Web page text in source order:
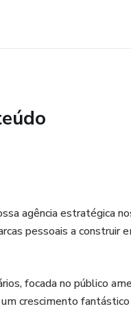
de imagem podem
na
uma aparência
agência estratégica
pessoais a construir
focada no público
crescimento fantástico